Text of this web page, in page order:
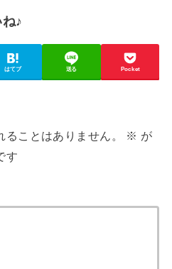
♪
はてブ 送る Pocket
ことはありません。 ※ が
す